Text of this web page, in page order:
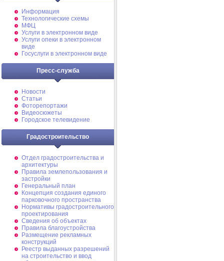
Информация
Технологические схемы
МФЦ
Услуги в электронном виде
Услуги опеки в электронном
виде
Госуслуги в электронном виде
Пресс-служба
Новости
Статьи
Фоторепортажи
Видеосюжеты
Городское телевидение
Градостроительство
Отдел градостроительства и
архитектуры
Правила землепользования и
застройки
Генеральный план
Концепция создания единого
парковочного пространства
Нормативы градостроительного
проектирования
Сведения об объектах
Правила благоустройства
Размещение рекламных
конструкций
Реестр выданных разрешений
на строительство и ввод